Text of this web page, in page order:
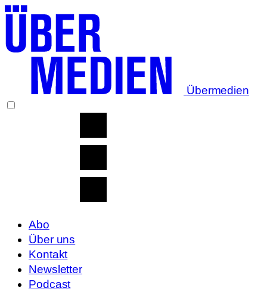
Übermedien
Abo
Über uns
Kontakt
Newsletter
Podcast